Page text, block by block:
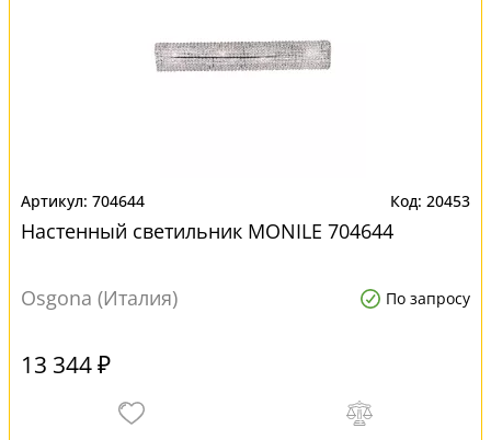
704644 20453
Настенный светильник MONILE 704644
Osgona (Италия) По запросу
13 344 ₽